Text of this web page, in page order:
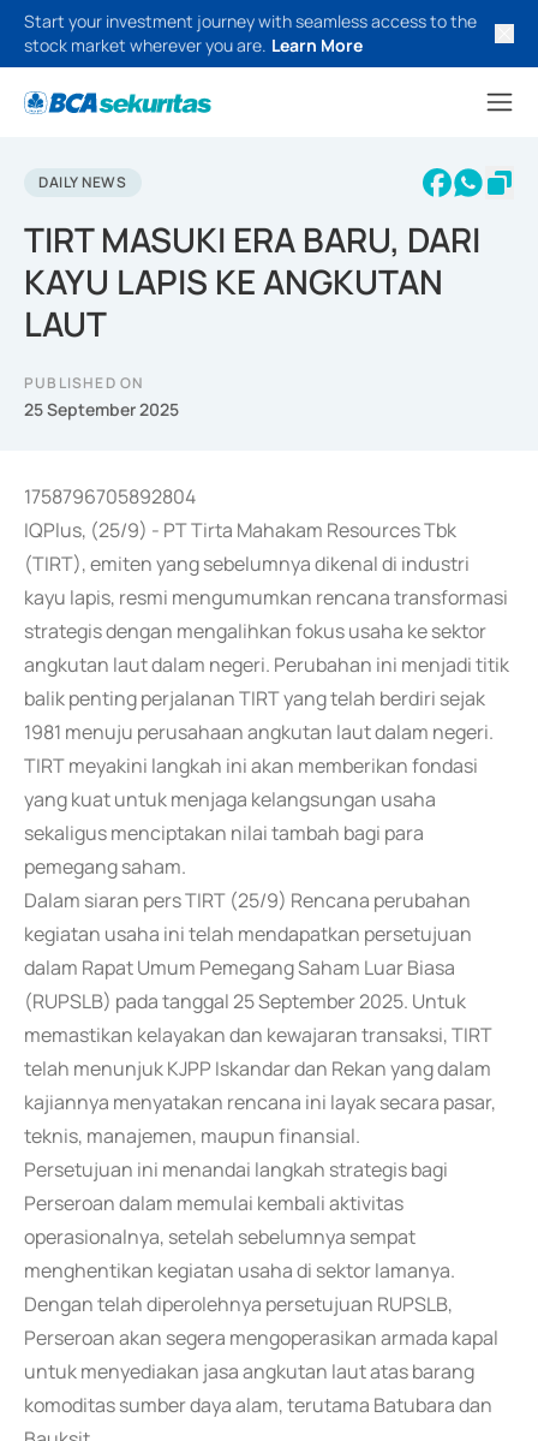
Start your investment journey with seamless access to the
stock market wherever you are. Learn More
DAILY NEWS
TIRT MASUKI ERA BARU, DARI
KAYU LAPIS KE ANGKUTAN
LAUT
PUBLISHED ON
25 September 2025
1758796705892804
IQPlus, (25/9) - PT Tirta Mahakam Resources Tbk
(TIRT), emiten yang sebelumnya dikenal di industri
kayu lapis, resmi mengumumkan rencana transformasi
strategis dengan mengalihkan fokus usaha ke sektor
angkutan laut dalam negeri. Perubahan ini menjadi titik
balik penting perjalanan TIRT yang telah berdiri sejak
1981 menuju perusahaan angkutan laut dalam negeri.
TIRT meyakini langkah ini akan memberikan fondasi
yang kuat untuk menjaga kelangsungan usaha
sekaligus menciptakan nilai tambah bagi para
pemegang saham.
Dalam siaran pers TIRT (25/9) Rencana perubahan
kegiatan usaha ini telah mendapatkan persetujuan
dalam Rapat Umum Pemegang Saham Luar Biasa
(RUPSLB) pada tanggal 25 September 2025. Untuk
memastikan kelayakan dan kewajaran transaksi, TIRT
telah menunjuk KJPP Iskandar dan Rekan yang dalam
kajiannya menyatakan rencana ini layak secara pasar,
teknis, manajemen, maupun finansial.
Persetujuan ini menandai langkah strategis bagi
Perseroan dalam memulai kembali aktivitas
operasionalnya, setelah sebelumnya sempat
menghentikan kegiatan usaha di sektor lamanya.
Dengan telah diperolehnya persetujuan RUPSLB,
Perseroan akan segera mengoperasikan armada kapal
untuk menyediakan jasa angkutan laut atas barang
komoditas sumber daya alam, terutama Batubara dan